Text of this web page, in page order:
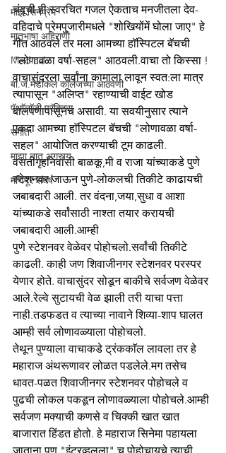
माझे सिनेप्रेम
मातृभाषा अहिराणी
Medical
बी.जे.मेडीकल काॅलेजच्या आठवणी
पॅथाॅलाॅजी प्रॅक्टिस
संगीत
माझा नातू अगस्त्य
मणिपूर संघर्ष
चंदूची ही स्वरचित गजल ऐकताच मनजीतला देव-
वहिदाचे प्रेमपुजारीमधले "शोखियोंमें घोला जाए" हे
गीत आठवले तर मला आमच्या हाॅस्पिटल बॅचची
"लोणावळा वर्षा-सहल" आठवली.वाचा तो किस्सा !
वाचासुंदरला सर्वांना कामाला लावून स्वत:ला मात्र
त्यापासून "अलिप्त" रहाण्याची वाईट खोड
बालपणापासूनच असावी. या सवयीनुसार त्याने
एकदा आमच्या हाॅस्पिटल बॅचची "लोणावळा वर्षा-
सहल" आयोजित करण्याची टूम काढली.
वसतीगृहनिवासी बाळकू,मी व राजा यांच्याकडे पुणे
स्टेशनवर जाऊन पुणे-लोकलची तिकीटे काढायची
जबाबदारी आली. तर वंदना,जया,सुधा व आशा
यांच्याकडे सर्वांसाठी नाश्ता तयार करायची
जबाबदारी आली.आम्ही
पुणे स्टेशनवर वेळेवर पोहोचलो.सर्वांची तिकीटे
काढली. काही जण शिवाजीनगर स्टेशनवर परस्पर
येणार होते. वाचासुंदर सोडून बाकीचे सर्वजण वेळेवर
आले.रेल्वे सुटायची वेळ झाली तरी याचा पत्ता
नाही.तडफडत व त्याच्या नावाने शिव्या-शाप घालत
आम्ही सर्व लोणावळ्याला पोहोचलो.
तेथून पुण्याला वाचाकडे ट्रंककाॅल लावला तर हे
महाराज अंथरूणावर लोळत पडलेले.मग तसेच
धावत-पळत शिवाजीनगर स्टेशनवर पोहोचले व
पुढची लोकल पकडून लोणावळ्याला पोहोचले.आम्ही
सर्वजण मक्याची कणसे व चिक्की खात खात
बाजारात हिंडत होतो. हे महाराज सिनेमा पहायला